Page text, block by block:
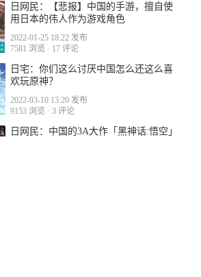
日网民：【悲报】中国的手游，擅自使
用日本的伟人作为游戏角色
2022-01-25 18:22 发布
7581 浏览 · 17 评论
日宅：你们这么讨厌中国怎么还这么喜
欢玩原神？
2022-03-10 13:20 发布
9153 浏览 · 3 评论
日网民：中国的3A大作「黑神话:悟空」